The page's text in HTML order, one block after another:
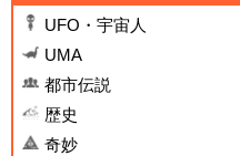
UFO・宇宙人
UMA
都市伝説
歴史
奇妙